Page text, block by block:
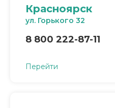
Красноярск
ул. Горького 32
8 800 222-87-11
Перейти